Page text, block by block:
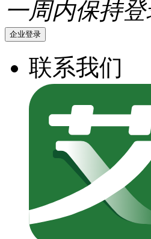
一周内保持
企业登录
联系我们